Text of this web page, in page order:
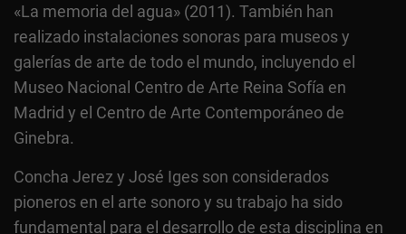
«La memoria del agua» (2011). También han
realizado instalaciones sonoras para museos y
galerías de arte de todo el mundo, incluyendo el
Museo Nacional Centro de Arte Reina Sofía en
Madrid y el Centro de Arte Contemporáneo de
Ginebra.
Concha Jerez y José Iges son considerados
pioneros en el arte sonoro y su trabajo ha sido
fundamental para el desarrollo de esta disciplina en